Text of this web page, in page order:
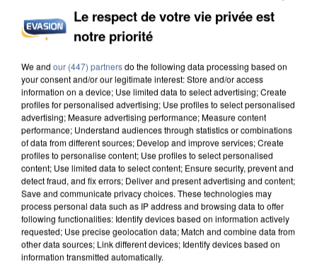
APRÈS TOUTES CES CANICULES, LES REFUGES
DE FAUNE SAUVAGE SONT...
Le respect de votre vie privée est
notre priorité
We and our (447) partnersdo the following data processing based on
your consent and/or our legitimate interest: Store and/or access
information on a device; Use limited data to select advertising; Create
profiles for personalised advertising; Use profiles to select personalised
advertising; Measure advertising performance; Measure content
performance; Understand audiences through statistics or combinations
of data from different sources; Develop and improve services; Create
profiles to personalise content; Use profiles to select personalised
content; Use limited data to select content; Ensure security, prevent and
detect fraud, and fix errors; Deliver and present advertising and content;
Save and communicate privacy choices. These technologies may
process personal data such as IP address and browsing data to offer
following functionalities: Identify devices based on information actively
requested; Use precise geolocation data; Match and combine data from
other data sources; Link different devices; Identify devices based on
information transmitted automatically.